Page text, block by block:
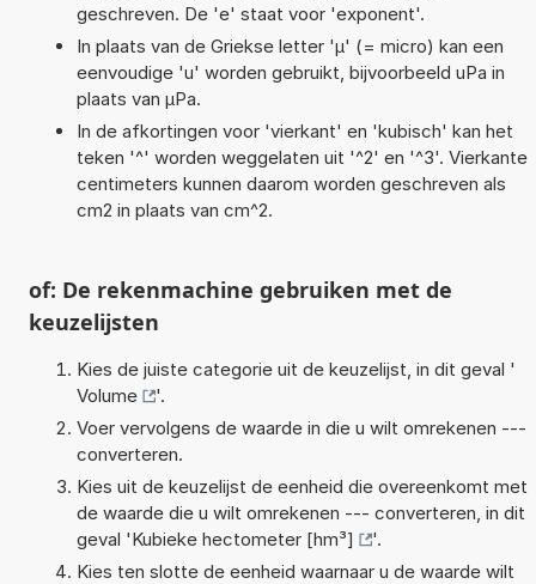
geschreven. De 'e' staat voor 'exponent'.
In plaats van de Griekse letter 'µ' (= micro) kan een
eenvoudige 'u' worden gebruikt, bijvoorbeeld uPa in
plaats van µPa.
In de afkortingen voor 'vierkant' en 'kubisch' kan het
teken '^' worden weggelaten uit '^2' en '^3'. Vierkante
centimeters kunnen daarom worden geschreven als
cm2 in plaats van cm^2.
of: De rekenmachine gebruiken met de
keuzelijsten
Kies de juiste categorie uit de keuzelijst, in dit geval '
Volume
'.
Voer vervolgens de waarde in die u wilt omrekenen ---
converteren.
Kies uit de keuzelijst de eenheid die overeenkomt met
de waarde die u wilt omrekenen --- converteren, in dit
geval 'Kubieke hectometer [hm³]
'.
Kies ten slotte de eenheid waarnaar u de waarde wilt